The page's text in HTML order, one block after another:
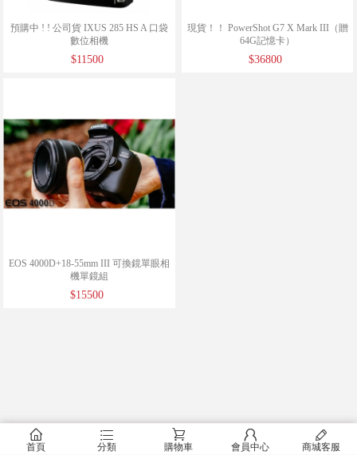
預購中 ! ! 公司貨 IXUS 285 HS A 口袋
數位相機
$11500
現貨！！ PowerShot G7 X Mark III（贈
64G記憶卡）
$36800
EOS 4000D+18-55mm III 可換鏡單眼相
機單鏡組
$15500
󰂠
首頁
󰂦
分類
󰂟
購物車
󰂢
會員中心
󰄦
商城客服